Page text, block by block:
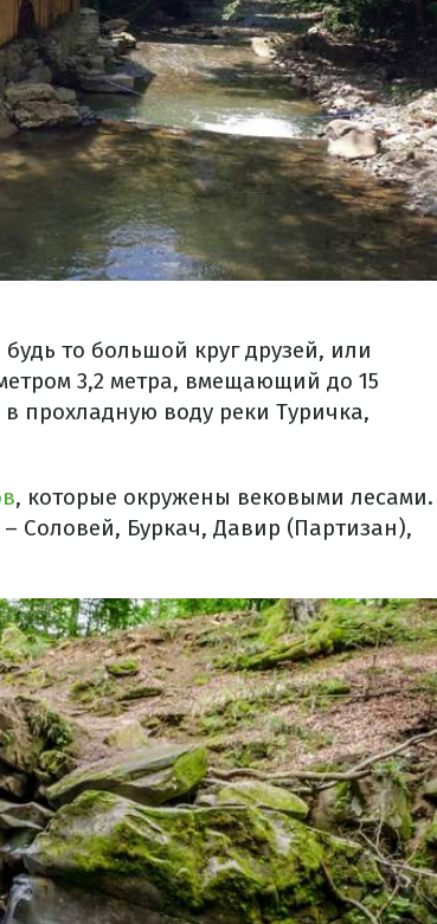
то большой круг друзей, или
3,2 метра, вмещающий до 15
прохладную воду реки Туричка,
, которые окружены вековыми лесами.
Соловей, Буркач, Давир (Партизан),